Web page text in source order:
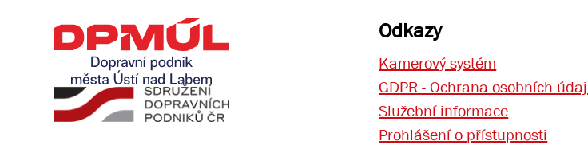
Odkazy
Kamerový systém
GDPR - Ochrana osobních
Služební informace
Prohlášení o přístupnosti